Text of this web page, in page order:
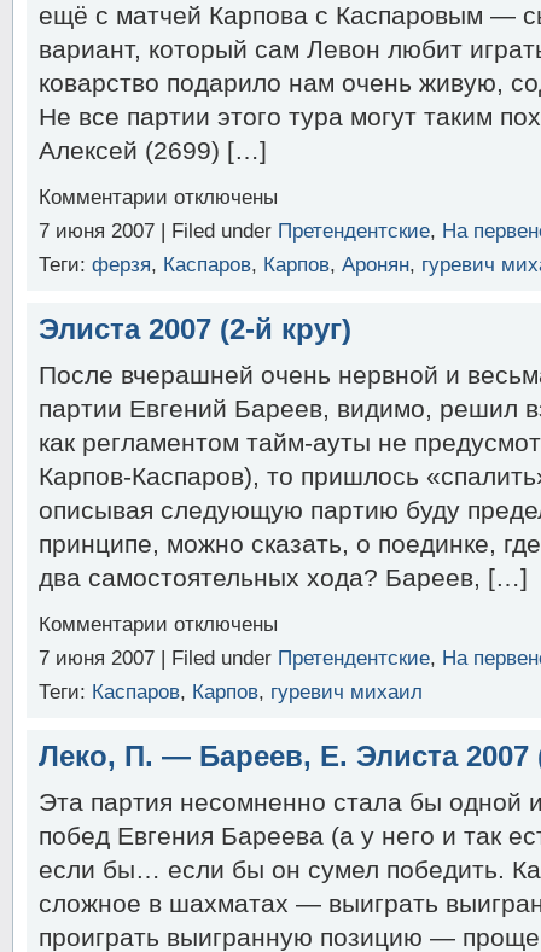
круг)
ещё с матчей Карпова с Каспаровым —
вариант, который сам Левон любит
коварство подарило нам очень живую,
Не все партии этого тура могут таким
Алексей (2699) […]
Комментарии
Широв,
–
Элиста
(2-
круг)
отключены
7 июня 2007 | Filed under Претендентские, На
Теги: ферзя, Каспаров, Карпов, Аронян, гуревич
Элиста 2007 (2-й круг)
После вчерашней очень нервной и
партии Eвгений Бареев, видимо, решил
как регламентом тайм-ауты не
Карпов-Каспаров), то пришлось
описывая следующую партию буду
принципе, можно сказать, о поединке,
два самостоятельных хода? Бареев, […]
Комментарии
Элиста
(2-
отключены
7 июня 2007 | Filed under Претендентские, На
Теги: Каспаров, Карпов, гуревич михаил
Леко, П. — Бареев, Е. Элиста 2007
Эта партия несомненно стала бы одной
побед Евгения Бареева (а у него и так
если бы… если бы он сумел победить.
сложное в шахматах — выиграть
проиграть выигранную позицию —